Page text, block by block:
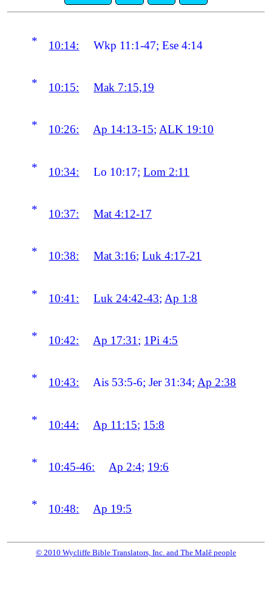
* 10:14: Wkp 11:1-47; Ese 4:14
* 10:15: Mak 7:15,19
* 10:26: Ap 14:13-15;ALK 19:10
* 10:34: Lo 10:17;Lom 2:11
* 10:37: Mat 4:12-17
* 10:38: Mat 3:16;Luk 4:17-21
* 10:41: Luk 24:42-43; Ap 1:8
* 10:42: Ap 17:31 ; 1Pi 4:5
* 10:43: Ais 53:5-6; Jer 31:34;Ap 2:38
* 10:44: Ap 11:15; 15:8
* 10:45-46: Ap 2:4; 19:6
* 10:48: Ap 19:5
© 2010 Wycliffe Bible Translators, Inc. and The Malê people